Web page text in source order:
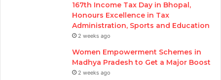
167th Income Tax Day in Bhopal,
Honours Excellence in Tax
Administration, Sports and Education
2 weeks ago
Women Empowerment Schemes in
Madhya Pradesh to Get a Major Boost
2 weeks ago